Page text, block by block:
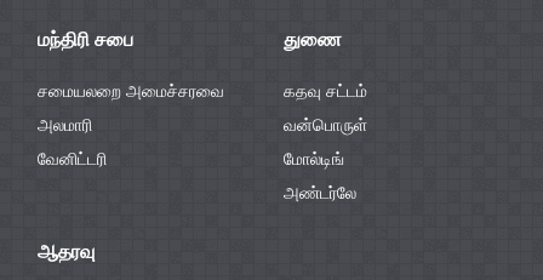
மந்திரி சபை
சமையலறை அமைச்சரவை
அலமாரி
வேனிட்டரி
துணை
கதவு சட்டம்
வன்பொருள்
மோல்டிங்
அண்டர்லே
ஆதரவு